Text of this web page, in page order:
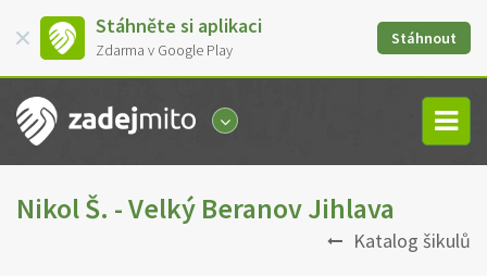
Stáhněte si aplikaci
Zdarma v Google Play
Stáhnout
Nikol Š. - Velký Beranov Jihlava
Katalog šikulů